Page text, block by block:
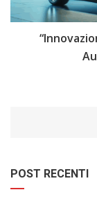
POST RECENTI